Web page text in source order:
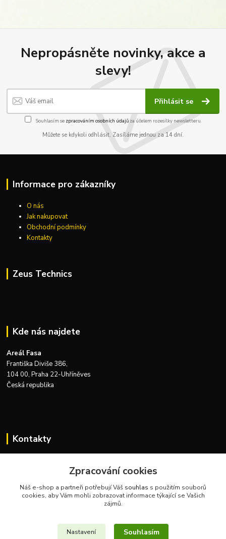
Nepropásněte novinky, akce a
slevy!
Přihlásit se
Souhlasím se zpracováním osobních údajůza účelem rozesílky newsletteru.
Můžete se kdykoli odhlásit. Zasíláme jednou za 14 dní.
Informace pro zákazníky
O nás
Jak nakupovat
Obchodní podmínky
Kontakty
Zeus Technics
Kde nás najdete
Areál Fasa
Františka Diviše 386,
104 00, Praha 22-Uhříněves
Česká republika
Kontakty
+420 732 915 376
info@zeustechnics.cz
Zpracování cookies
Náš e-shop a partneři potřebují Váš souhlas s použitím souborů
cookies, aby Vám mohli zobrazovat informace týkající se Vašich
zájmů.
Nastavení Souhlasím